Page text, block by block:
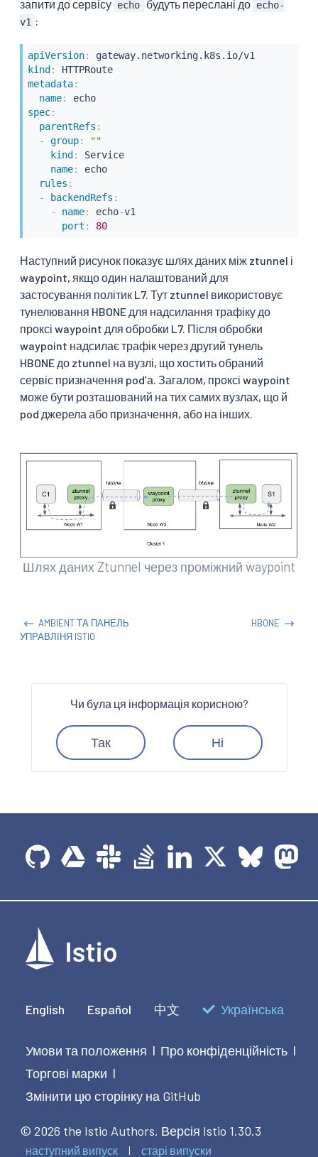
запити до сервісу echo будуть переслані до echo-
v1 :
apiVersion:
gateway.networking.k8s.io/v1
kind :
HTTPRoute
metadata:
name:
echo
spec:
parentRefs :
-
group:
""
kind :
Service
name:
echo
rules :
-
backendRefs :
-
name: echo-v1
port : 80
Наступний рисунок показує шлях даних між ztunnel і
waypoint, якщо один налаштований для
застосування політик L7. Тут ztunnel використовує
тунелювання HBONE для надсилання трафіку до
проксі waypoint для обробки L7. Після обробки
waypoint надсилає трафік через другий тунель
HBONE до ztunnel на вузлі, що хостить обраний
сервіс призначення podʼа. Загалом, проксі waypoint
може бути розташований на тих самих вузлах, що й
pod джерела або призначення, або на інших.
Шлях даних Ztunnel через проміжний waypoint
AMBIENT ТА ПАНЕЛЬ
УПРАВЛІНЯ ISTIO
HBONE
Чи була ця інформація корисною?
Так Ні
English Español 中文 Українська
Умови та положення | Про конфіденційність |
Торгові марки |
Змінити цю сторінку на GitHub
© 2026 the Istio Authors. Версія Istio 1.30.3
наступний випуск старі випуски